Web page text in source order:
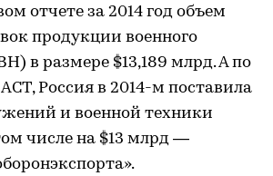
отчете за 2014 год объем
продукции военного
в размере $13,189 млрд. А по
Россия в 2014-м поставила
и военной техники
числе на $13 млрд —